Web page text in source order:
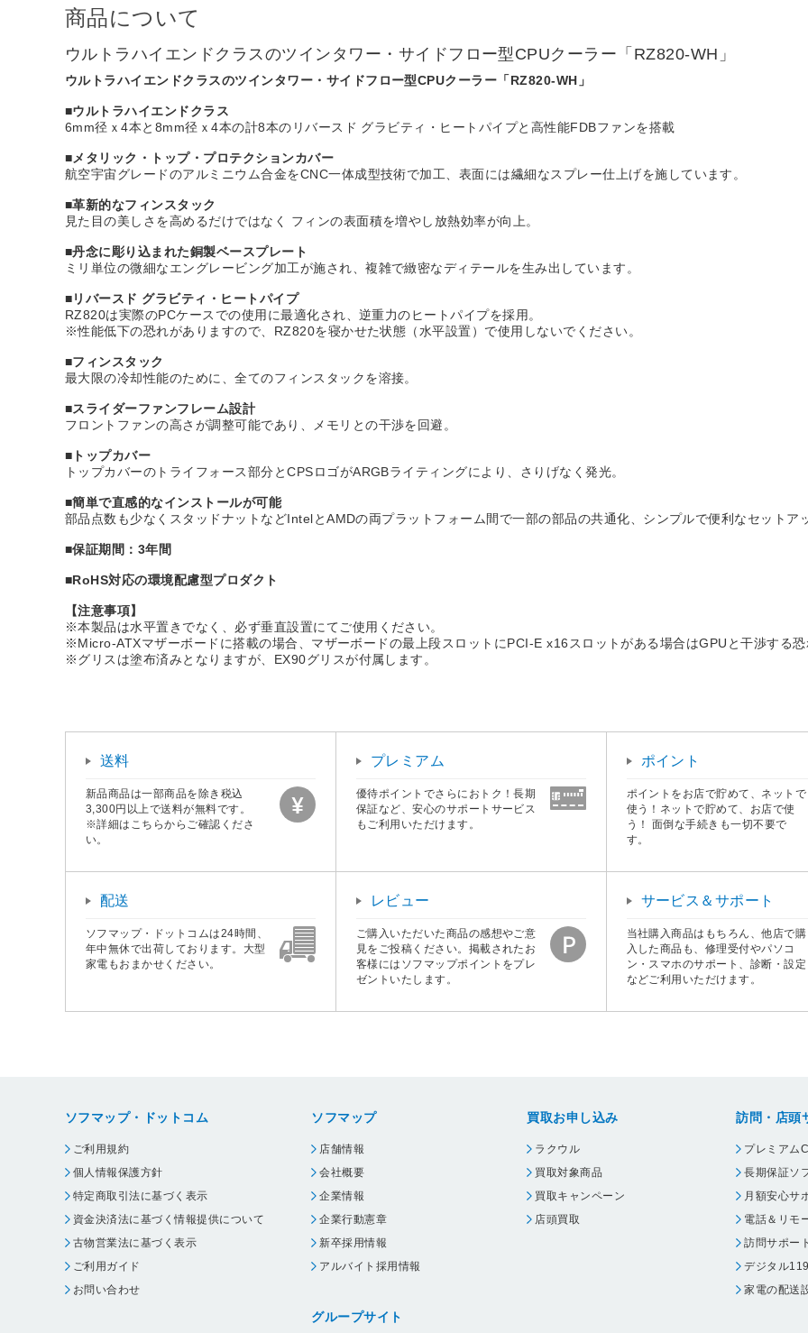
商品について
ウルトラハイエンドクラスのツインタワー・サイドフロー型CPUクーラー「RZ820-WH」
ウルトラハイエンドクラスのツインタワー・サイドフロー型CPUクーラー「RZ820-WH」
■ウルトラハイエンドクラス
6mm径ｘ4本と8mm径ｘ4本の計8本のリバースド グラビティ・ヒートパイプと高性能FDBファンを搭載
■メタリック・トップ・プロテクションカバー
航空宇宙グレードのアルミニウム合金をCNC一体成型技術で加工、表面には繊細なスプレー仕上げを施しています。
■革新的なフィンスタック
見た目の美しさを高めるだけではなく フィンの表面積を増やし放熱効率が向上。
■丹念に彫り込まれた銅製ベースプレート
ミリ単位の微細なエングレービング加工が施され、複雑で緻密なディテールを生み出しています。
■リバースド グラビティ・ヒートパイプ
RZ820は実際のPCケースでの使用に最適化され、逆重力のヒートパイプを採用。
※性能低下の恐れがありますので、RZ820を寝かせた状態（水平設置）で使用しないでください。
■フィンスタック
最大限の冷却性能のために、全てのフィンスタックを溶接。
■スライダーファンフレーム設計
フロントファンの高さが調整可能であり、メモリとの干渉を回避。
■トップカバー
トップカバーのトライフォース部分とCPSロゴがARGBライティングにより、さりげなく発光。
■簡単で直感的なインストールが可能
部品点数も少なくスタッドナットなどIntelとAMDの両プラットフォーム間で一部の部品の共通化、シンプルで便利なセットア
■保証期間：3年間
■RoHS対応の環境配慮型プロダクト
【注意事項】
※本製品は水平置きでなく、必ず垂直設置にてご使用ください。
※Micro-ATXマザーボードに搭載の場合、マザーボードの最上段スロットにPCI-E x16スロットがある場合はGPUと干渉する恐
※グリスは塗布済みとなりますが、EX90グリスが付属します。
送料
新品商品は一部商品を除き税込
3,300円以上で送料が無料です。
※詳細はこちらからご確認くださ
い。
プレミアム
優待ポイントでさらにおトク！長期
保証など、安心のサポートサービス
もご利用いただけます。
ポイント
ポイントをお店で貯めて、ネットで
使う！ネットで貯めて、お店で使
う！ 面倒な手続きも一切不要で
す。
配送
ソフマップ・ドットコムは24時間、
年中無休で出荷しております。大型
家電もおまかせください。
レビュー
ご購入いただいた商品の感想やご意
見をご投稿ください。掲載されたお
客様にはソフマップポイントをプレ
ゼントいたします。
サービス＆サポート
当社購入商品はもちろん、他店で購
入した商品も、修理受付やパソコ
ン・スマホのサポート、診断・設定
などご利用いただけます。
ソフマップ・ドットコム
ご利用規約
個人情報保護方針
特定商取引法に基づく表示
資金決済法に基づく情報提供について
古物営業法に基づく表示
ご利用ガイド
お問い合わせ
ソフマップ
店舗情報
会社概要
企業情報
企業行動憲章
新卒採用情報
アルバイト採用情報
グループサイト
買取お申し込み
ラクウル
買取対象商品
買取キャンペーン
店頭買取
訪問・店頭
プレミアム
長期保証ソ
月額安心サ
電話＆リモ
訪問サポート
デジタル119
家電の配送